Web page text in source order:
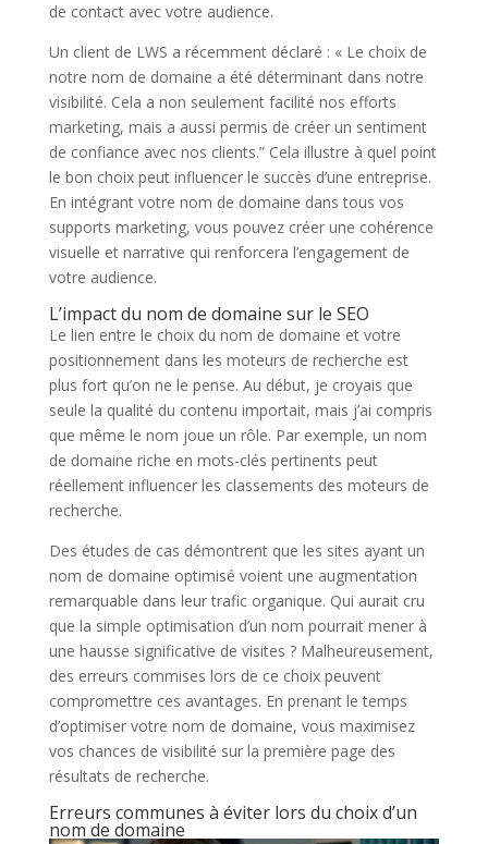
de contact avec votre audience.
Un client de LWS a récemment déclaré : « Le choix de
notre nom de domaine a été déterminant dans notre
visibilité. Cela a non seulement facilité nos efforts
marketing, mais a aussi permis de créer un sentiment
de confiance avec nos clients.” Cela illustre à quel point
le bon choix peut influencer le succès d’une entreprise.
En intégrant votre nom de domaine dans tous vos
supports marketing, vous pouvez créer une cohérence
visuelle et narrative qui renforcera l’engagement de
votre audience.
L’impact du nom de domaine sur le SEO
Le lien entre le choix du nom de domaine et votre
positionnement dans les moteurs de recherche est
plus fort qu’on ne le pense. Au début, je croyais que
seule la qualité du contenu importait, mais j’ai compris
que même le nom joue un rôle. Par exemple, un nom
de domaine riche en mots-clés pertinents peut
réellement influencer les classements des moteurs de
recherche.
Des études de cas démontrent que les sites ayant un
nom de domaine optimisé voient une augmentation
remarquable dans leur trafic organique. Qui aurait cru
que la simple optimisation d’un nom pourrait mener à
une hausse significative de visites ? Malheureusement,
des erreurs commises lors de ce choix peuvent
compromettre ces avantages. En prenant le temps
d’optimiser votre nom de domaine, vous maximisez
vos chances de visibilité sur la première page des
résultats de recherche.
Erreurs communes à éviter lors du choix d’un
nom de domaine